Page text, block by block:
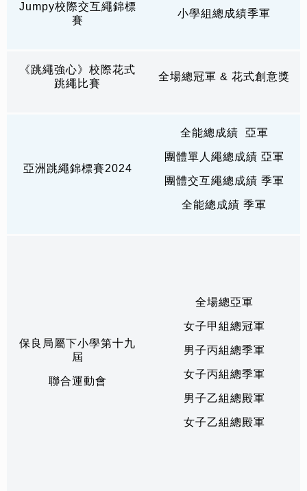
Jumpy校際交互繩錦標
賽
小學組總成績季軍
《跳繩強心》校際花式
跳繩比賽
全場總冠軍 & 花式創意獎
亞洲跳繩錦標賽2024
全能總成績 亞軍
團體單人繩總成績 亞軍
團體交互繩總成績 季軍
全能總成績 季軍
保良局屬下小學第十九
屆
聯合運動會
全場總亞軍
女子甲組總冠軍
男子丙組總季軍
女子丙組總季軍
男子乙組總殿軍
女子乙組總殿軍